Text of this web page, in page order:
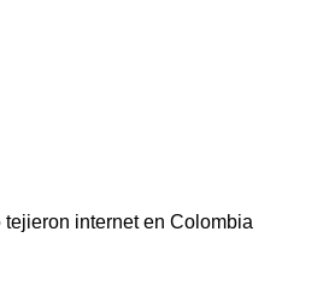
internet en Colombia